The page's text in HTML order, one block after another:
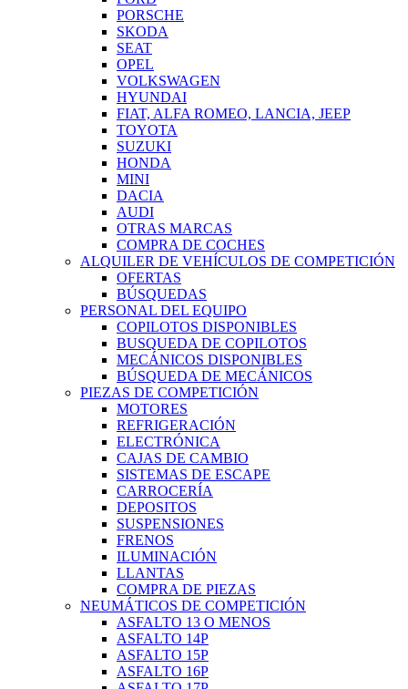
PORSCHE
SKODA
SEAT
OPEL
VOLKSWAGEN
HYUNDAI
FIAT, ALFA ROMEO, LANCIA, JEEP
TOYOTA
SUZUKI
HONDA
MINI
DACIA
AUDI
OTRAS MARCAS
COMPRA DE COCHES
ALQUILER DE VEHÍCULOS DE COMPETICIÓN
OFERTAS
BÚSQUEDAS
PERSONAL DEL EQUIPO
COPILOTOS DISPONIBLES
BUSQUEDA DE COPILOTOS
MECÁNICOS DISPONIBLES
BÚSQUEDA DE MECÁNICOS
PIEZAS DE COMPETICIÓN
MOTORES
REFRIGERACIÓN
ELECTRÓNICA
CAJAS DE CAMBIO
SISTEMAS DE ESCAPE
CARROCERÍA
DEPOSITOS
SUSPENSIONES
FRENOS
ILUMINACIÓN
LLANTAS
COMPRA DE PIEZAS
NEUMÁTICOS DE COMPETICIÓN
ASFALTO 13 O MENOS
ASFALTO 14P
ASFALTO 15P
ASFALTO 16P